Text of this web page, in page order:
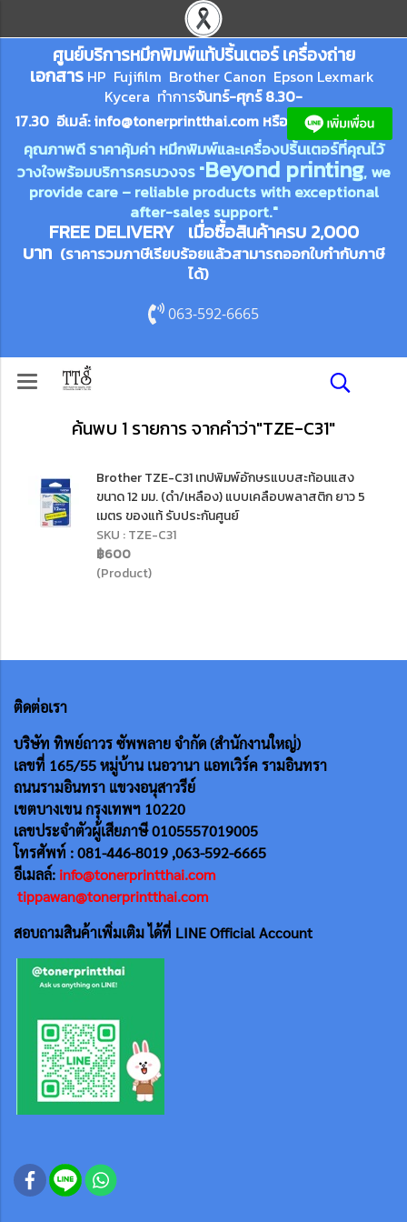
ศูนย์บริการหมึกพิมพ์แท้ปริ้นเตอร์ เครื่องถ่าย
เอกสาร HP Fujifilm Brother Canon Epson Lexmark
Kycera ทำการจันทร์-ศุกร์ 8.30-
17.30 อีเมล์:info@tonerprintthai.com หรือ
คุณภาพดี ราคาคุ้มค่า หมึกพิมพ์และเครื่องปริ้นเตอร์ที่คุณไว้
วางใจพร้อมบริการครบวงจร "Beyond printing, we
provide care – reliable products with exceptional
after-sales support."
FREE DELIVERY เมื่อซื้อสินค้าครบ 2,000
บาท (ราคารวมภาษีเรียบร้อยแล้วสามารถออกใบกำกับภาษี
ได้)
063-592-6665
ค้นพบ 1 รายการ จากคำว่า"TZE-C31"
Brother TZE-C31 เทปพิมพ์อักษรแบบสะท้อนแสง
ขนาด 12 มม. (ดำ/เหลือง) แบบเคลือบพลาสติก ยาว 5
เมตร ของแท้ รับประกันศูนย์
SKU : TZE-C31
฿600
(Product)
ติดต่อเรา
บริษัท ทิพย์ถาวร ซัพพลาย จำกัด (สำนักงานใหญ่)
เลขที่ 165/55หมู่บ้าน เนอวานา แอทเวิร์ค รามอินทรา
ถนนรามอินทรา แขวงอนุสาวรีย์
เขตบางเขน กรุงเทพฯ 10220
เลขประจำตัวผู้เสียภาษี 0105557019005
โทรศัพท์ : 081-446-8019 ,063-592-6665
อีเมลล์: info@tonerprintthai.com
tippawan@tonerprintthai.com
สอบถามสินค้าเพิ่มเติม ได้ที่ LINE Official Account